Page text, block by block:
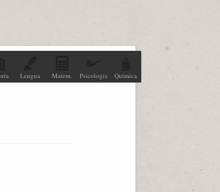
Lengua Matem. Psicología Química